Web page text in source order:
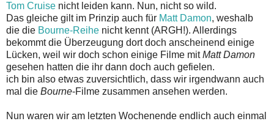
Tom Cruise nicht leiden kann. Nun, nicht so wild.
Das gleiche gilt im Prinzip auch für Matt Damon, weshalb
die die Bourne-Reihe nicht kennt (ARGH!). Allerdings
bekommt die Überzeugung dort doch anscheinend einige
Lücken, weil wir doch schon einige Filme mitMatt Damon
gesehen hatten die ihr dann doch auch gefielen.
ich bin also etwas zuversichtlich, dass wir irgendwann auch
mal die Bourne-Filme zusammen ansehen werden.
Nun waren wir am letzten Wochenende endlich auch einmal